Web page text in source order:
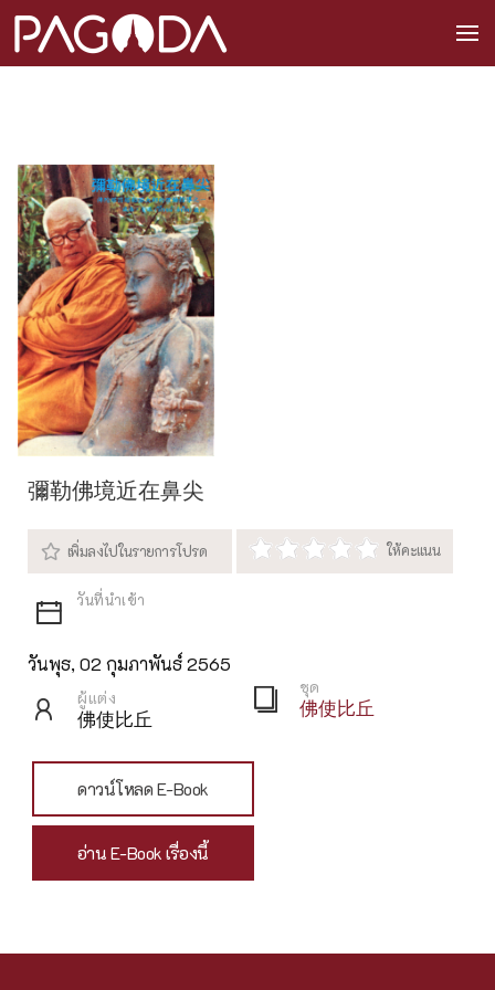
彌勒佛境近在鼻尖
วันพุธ, 02 กุมภาพันธ์ 2565
ผู้แต่ง
佛使比丘
ชุด
佛使比丘
ดาวน์โหลด E-Book
อ่าน E-Book เรื่องนี้